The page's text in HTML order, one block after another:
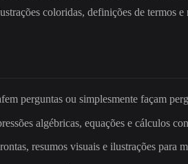
coloridas, definições de
perguntas ou simplesmente façam
algébricas, equações e cálculos
resumos visuais e ilustrações